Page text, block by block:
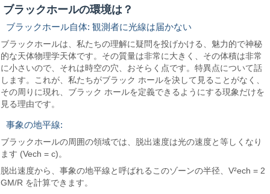
ブラックホールの環境は？
ブラックホール自体: 観測者に光線は届かない
ブラックホールは、私たちの理解に疑問を投げかける、魅力的で神秘
的な天体物理学天体です。その質量は非常に大きく、その体積は非常
に小さいので、それは時空の穴、おそらく点です。特異点について話
します。これが、私たちがブラック ホールを決して見ることがなく、
その周りに現れ、ブラック ホールを定義できるようにする現象だけを
見る理由です。
事象の地平線:
ブラックホールの周囲の領域では、脱出速度は光の速度と等しくなり
ます (Vech = c)。
脱出速度から、事象の地平線と呼ばれるこのゾーンの半径、V²ech = 2
GM/R を計算できます。